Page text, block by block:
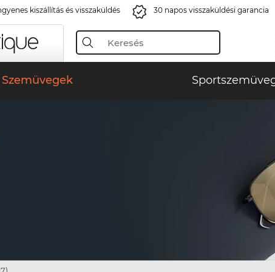
kiszállítás és visszaküldés 30 napos visszaküldési garancia
Szemüvegek